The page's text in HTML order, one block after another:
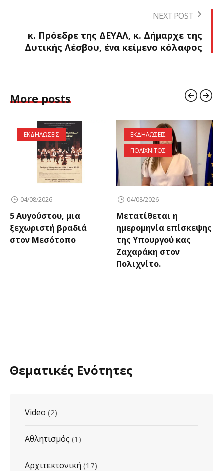
NEXT POST
κ. Πρόεδρε της ΔΕΥΑΛ, κ. Δήμαρχε της
Δυτικής Λέσβου, ένα κείμενο κόλαφος
More posts
ΕΚΔΗΛΩΣΕΙΣ
04/08/2026
5 Αυγούστου, μια
ξεχωριστή βραδιά
στον Μεσότοπο
ΕΚΔΗΛΩΣΕΙΣ
ΠΟΛΙΧΝΙΤΟΣ
04/08/2026
Μετατίθεται η
ημερομηνία επίσκεψης
της Υπουργού κας
Ζαχαράκη στον
Πολιχνίτο.
Θεματικές Ενότητες
Video (2)
Αθλητισμός (1)
Αρχιτεκτονική (17)